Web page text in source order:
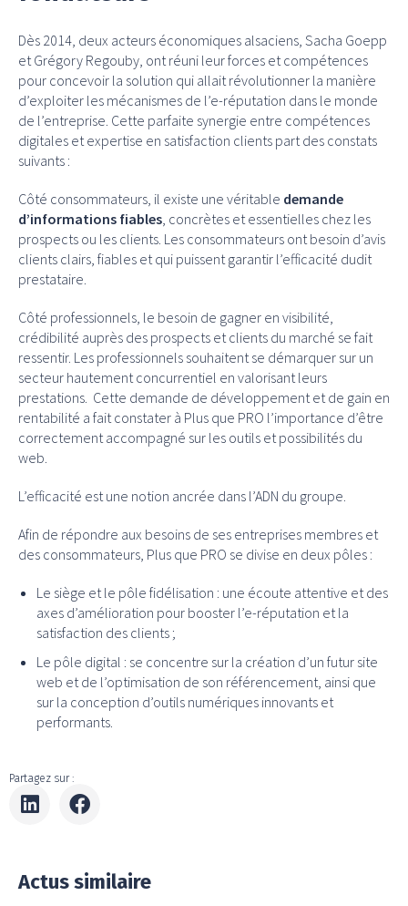
Dès 2014, deux acteurs économiques alsaciens, Sacha Goepp
et Grégory Regouby, ont réuni leur forces et compétences
pour concevoir la solution qui allait révolutionner la manière
d’exploiter les mécanismes de l’e-réputation dans le monde
de l’entreprise. Cette parfaite synergie entre compétences
digitales et expertise en satisfaction clients part des constats
suivants :
Côté consommateurs, il existe une véritable demande
d’informations fiables , concrètes et essentielles chez les
prospects ou les clients. Les consommateurs ont besoin d’avis
clients clairs, fiables et qui puissent garantir l’efficacité dudit
prestataire.
Côté professionnels, le besoin de gagner en visibilité,
crédibilité auprès des prospects et clients du marché se fait
ressentir. Les professionnels souhaitent se démarquer sur un
secteur hautement concurrentiel en valorisant leurs
prestations. Cette demande de développement et de gain en
rentabilité a fait constater à Plus que PRO l’importance d’être
correctement accompagné sur les outils et possibilités du
web.
L’efficacité est une notion ancrée dans l’ADN du groupe.
Afin de répondre aux besoins de ses entreprises membres et
des consommateurs, Plus que PRO se divise en deux pôles :
Le siège et le pôle fidélisation : une écoute attentive et des
axes d’amélioration pour booster l’e-réputation et la
satisfaction des clients ;
Le pôle digital : se concentre sur la création d’un futur site
web et de l’optimisation de son référencement, ainsi que
sur la conception d’outils numériques innovants et
performants.
Partagez sur :
Actus similaire